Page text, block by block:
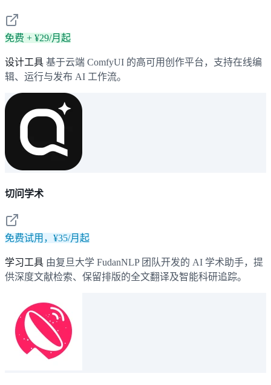
免费 + ¥29/月起
设计工具 基于云端 ComfyUI 的高可用创作平台，支持在线编
辑、运行与发布 AI 工作流。
切问学术
免费试用，¥35/月起
学习工具 由复旦大学 FudanNLP 团队开发的 AI 学术助手，提
供深度文献检索、保留排版的全文翻译及智能科研追踪。